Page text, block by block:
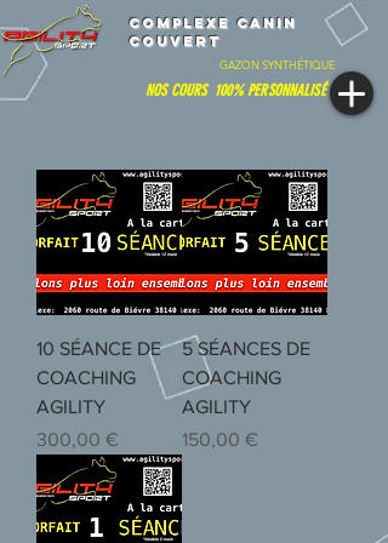
GAZON SYNTHÉTIQUE
ComPLEXE CANIN
COUVERT
NOS COURS 100% PERSONNALISÉ
10 SÉANCE DE
COACHING
AGILITY
Prix
300,00 €
5 SÉANCES DE
COACHING
AGILITY
Prix
150,00 €